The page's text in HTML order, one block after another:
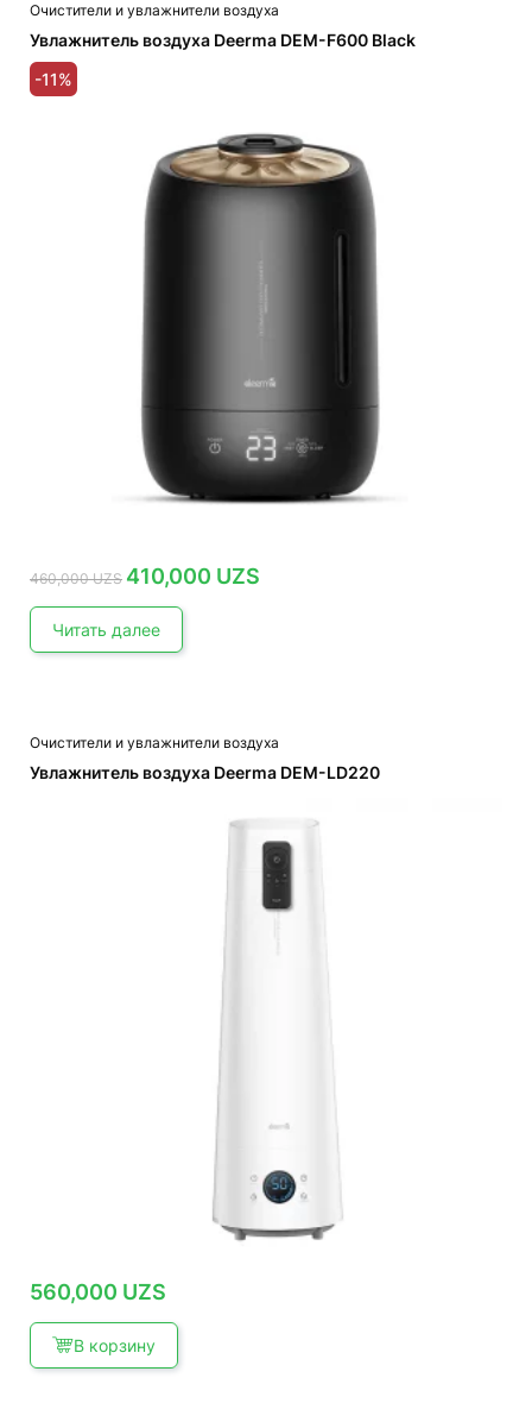
Очистители и увлажнители воздуха
Увлажнитель воздуха Deerma DEM-F600 Black
-11%
460,000UZS Первоначальная
цена
460,000 UZS.
410,000 UZS
Читать далее
Очистители и увлажнители воздуха
Увлажнитель воздуха Deerma DEM-LD220
560,000 UZS
В корзину